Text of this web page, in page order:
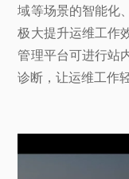
域等场景的智能化
极大提升运维工作
管理平台可进行站
诊断，让运维工作